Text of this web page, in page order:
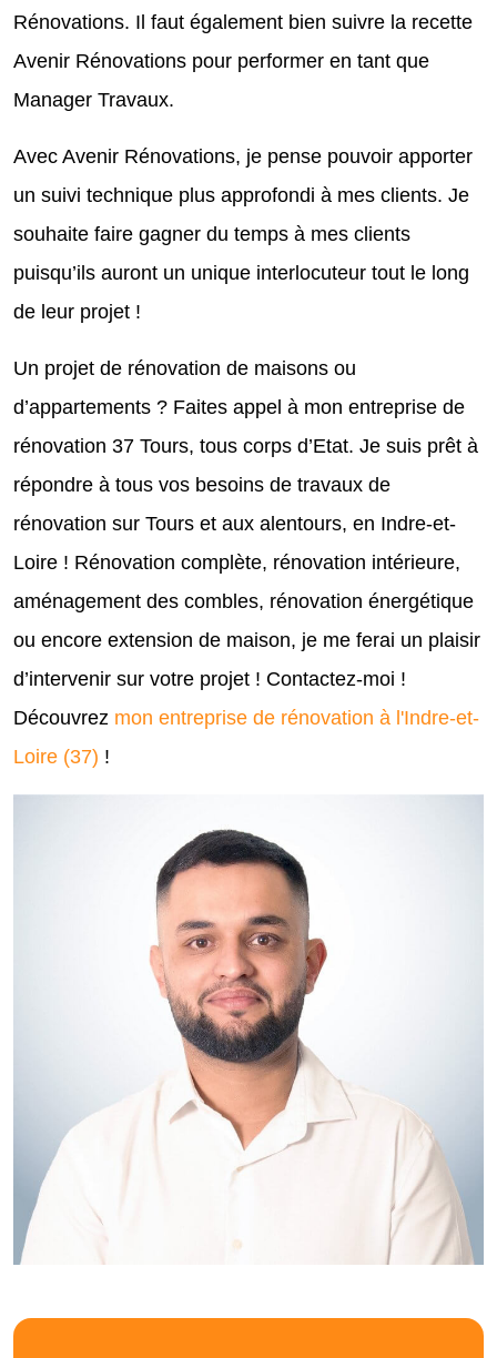
Rénovations. Il faut également bien suivre la recette
Avenir Rénovations pour performer en tant que
Manager Travaux.
Avec Avenir Rénovations, je pense pouvoir apporter
un suivi technique plus approfondi à mes clients. Je
souhaite faire gagner du temps à mes clients
puisqu’ils auront un unique interlocuteur tout le long
de leur projet !
Un projet de rénovation de maisons ou
d’appartements ? Faites appel à mon entreprise de
rénovation 37 Tours, tous corps d’Etat. Je suis prêt à
répondre à tous vos besoins de travaux de
rénovation sur Tours et aux alentours, en Indre-et-
Loire ! Rénovation complète, rénovation intérieure,
aménagement des combles, rénovation énergétique
ou encore extension de maison, je me ferai un plaisir
d’intervenir sur votre projet ! Contactez-moi !
Découvrez mon entreprise de rénovation à l'Indre-et-
Loire (37) !